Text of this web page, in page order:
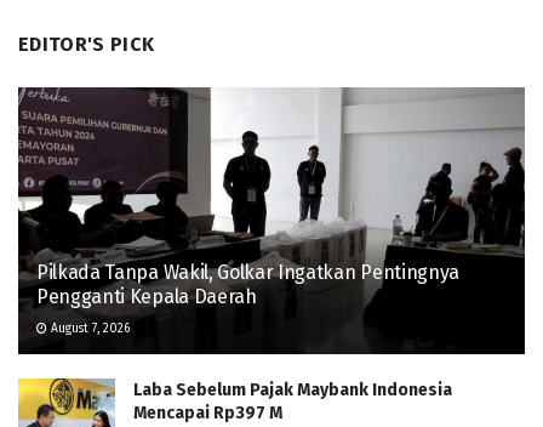
EDITOR'S PICK
Pilkada Tanpa Wakil, Golkar Ingatkan Pentingnya
Pengganti Kepala Daerah
August 7, 2026
Laba Sebelum Pajak Maybank Indonesia
Mencapai Rp397 M